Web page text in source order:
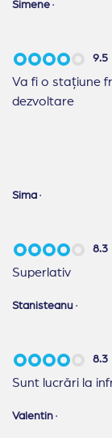
Simene ·
9.5
Va fi o stațiune
dezvoltare
Sima ·
8.3
Superlativ
Stanisteanu ·
8.3
Sunt lucrări la
Valentin ·